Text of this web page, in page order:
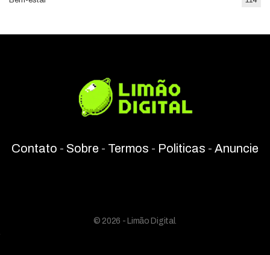
Contato - Sobre - Termos - Politicas - Anuncie
© 2026 - Limão Digital.